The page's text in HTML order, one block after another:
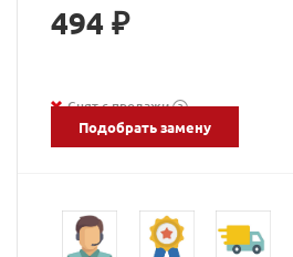
494 ₽
Снят с продажи ?
Подобрать замену